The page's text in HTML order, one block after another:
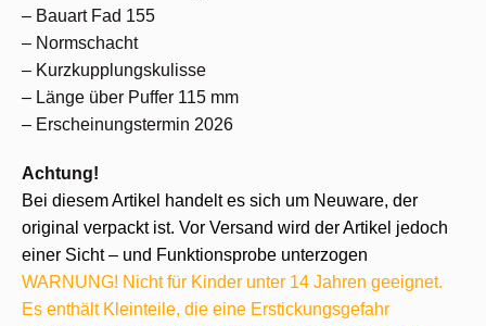
– Bauart Fad 155
– Normschacht
– Kurzkupplungskulisse
– Länge über Puffer 115 mm
– Erscheinungstermin 2026
Achtung!
Bei diesem Artikel handelt es sich um Neuware, der
original verpackt ist. Vor Versand wird der Artikel jedoch
einer Sicht – und Funktionsprobe unterzogen
WARNUNG! Nicht für Kinder unter 14 Jahren geeignet.
Es enthält Kleinteile, die eine Erstickungsgefahr